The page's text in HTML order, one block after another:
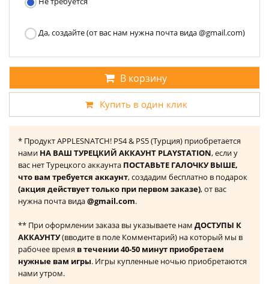
Да, создайте (от вас нам нужна почта вида @gmail.com)
В корзину
Купить в один клик
* Продукт APPLESNATCH! PS4 & PS5 (Турция) приобретается
нами НА ВАШ ТУРЕЦКИЙ АККАУНТ PLAYSTATION, если у
вас нет Турецкого аккаунта ПОСТАВЬТЕ ГАЛОЧКУ ВЫШЕ,
что вам требуется аккаунт, создадим бесплатно в подарок
(акция действует только при первом заказе), от вас
нужна почта вида@gmail.com.
** При оформлении заказа вы указываете нам ДОСТУПЫ К
АККАУНТУ(вводите в поле Комментарий) на который мы в
рабочее время в течении 40-50 минут приобретаем
нужные вам игры. Игры купленные ночью приобретаются
нами утром.